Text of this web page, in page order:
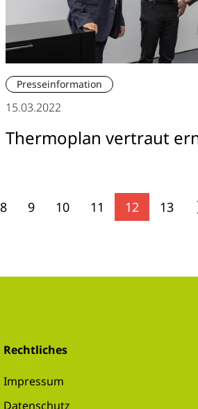
Presseinformation
15.03.2022
Thermoplan vertraut
8 9 10 11 12 13
Rechtliches
Impressum
Datenschutz